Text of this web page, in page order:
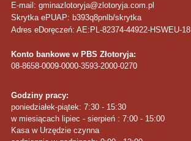
E-mail: gminazlotoryja@zlotoryja.com.pl
Skrytka ePUAP: b393q8pnlb/skrytka
Adres eDoręczeń: AE:PL-82374-44922-HSWEU-18
Konto bankowe w PBS Złotoryja:
08-8658-0009-0000-3593-2000-0270
Godziny pracy:
poniedziałek-piątek: 7:30 - 15:30
w miesiącach lipiec - sierpień : 7:00 - 15:00
Kasa w Urzędzie czynna